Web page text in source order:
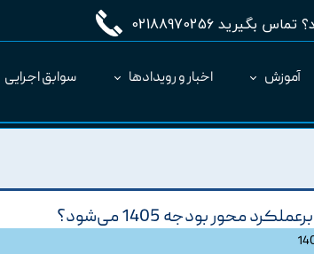
بگیرید 02188970256
آموزش اخبار و رویدادها سوابق اجرایی
بودجه 1405 می‌شود؟